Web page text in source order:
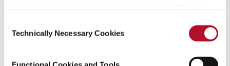
information.
Selection
Technically Necessary Cookies
BlackRock Lux Finco S. a r.l. %
%